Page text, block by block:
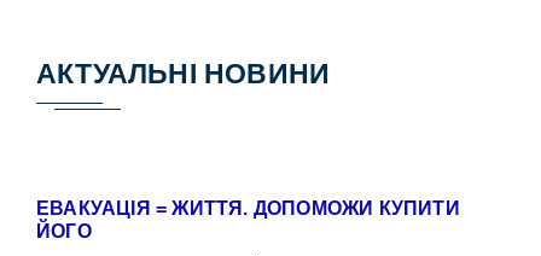
АКТУАЛЬНІ НОВИНИ
ЕВАКУАЦІЯ = ЖИТТЯ. ДОПОМОЖИ КУПИТИ
ЙОГО